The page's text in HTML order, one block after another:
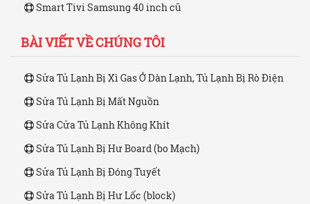
Smart Tivi Samsung 40 inch cũ
BÀI VIẾT VỀ CHÚNG TÔI
Sửa Tủ Lạnh Bị Xì Gas Ở Dàn Lạnh, Tủ Lạnh Bị Rò Điện
Sửa Tủ Lạnh Bị Mất Nguồn
Sửa Cửa Tủ Lạnh Không Khít
Sửa Tủ Lạnh Bị Hư Board (bo Mạch)
Sửa Tủ Lạnh Bị Đóng Tuyết
Sửa Tủ Lạnh Bị Hư Lốc (block)